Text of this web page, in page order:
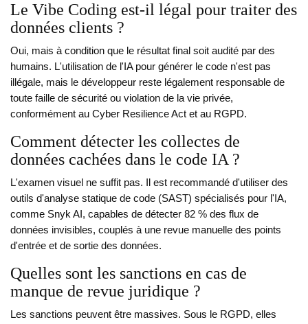
Le Vibe Coding est-il légal pour traiter des
données clients ?
Oui, mais à condition que le résultat final soit audité par des
humains. L'utilisation de l'IA pour générer le code n'est pas
illégale, mais le développeur reste légalement responsable de
toute faille de sécurité ou violation de la vie privée,
conformément au Cyber Resilience Act et au RGPD.
Comment détecter les collectes de
données cachées dans le code IA ?
L'examen visuel ne suffit pas. Il est recommandé d'utiliser des
outils d'analyse statique de code (SAST) spécialisés pour l'IA,
comme Snyk AI, capables de détecter 82 % des flux de
données invisibles, couplés à une revue manuelle des points
d'entrée et de sortie des données.
Quelles sont les sanctions en cas de
manque de revue juridique ?
Les sanctions peuvent être massives. Sous le RGPD, elles